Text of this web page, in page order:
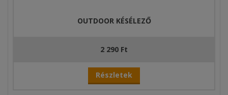
OUTDOOR KÉSÉLEZŐ
2 290 Ft
Részletek